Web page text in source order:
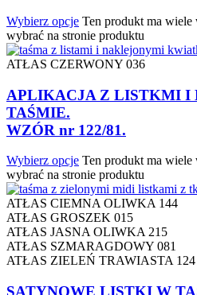
Wybierz opcje Ten produkt ma wiele
wybrać na stronie produktu
ATŁAS CZERWONY 036
APLIKACJA Z LISTKMI I
TAŚMIE.
WZÓR nr 122/81.
Wybierz opcje Ten produkt ma wiele
wybrać na stronie produktu
ATŁAS CIEMNA OLIWKA 144
ATŁAS GROSZEK 015
ATŁAS JASNA OLIWKA 215
ATŁAS SZMARAGDOWY 081
ATŁAS ZIELEŃ TRAWIASTA 124
SATYNOWE LISTKI W